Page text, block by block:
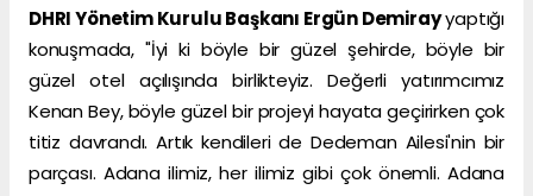
DHRI Yönetim Kurulu Başkanı Ergün Demirayyaptığı
konuşmada, "İyi ki böyle bir güzel şehirde, böyle bir
güzel otel açılışında birlikteyiz. Değerli yatırımcımız
Kenan Bey, böyle güzel bir projeyi hayata geçirirken çok
titiz davrandı. Artık kendileri de Dedeman Ailesi'nin bir
parçası. Adana ilimiz, her ilimiz gibi çok önemli. Adana